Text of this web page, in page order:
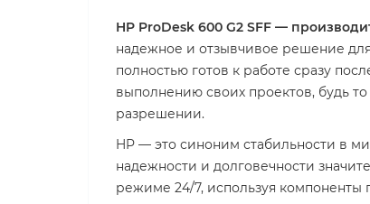
HP ProDesk 600 G2 SFF —
надежное и отзывчивое решение
полностью готов к работе сразу
выполнению своих проектов, будь
разрешении.
HP — это синоним стабильности в
надежности и долговечности
режиме 24/7, используя